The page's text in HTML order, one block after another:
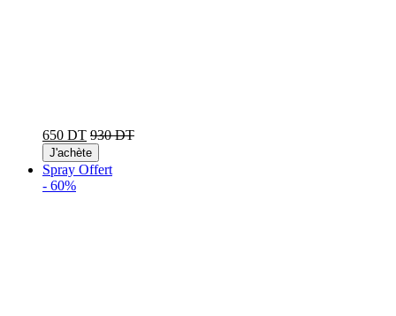
650 DT 930 DT
J'achète
Spray Offert
- 60%